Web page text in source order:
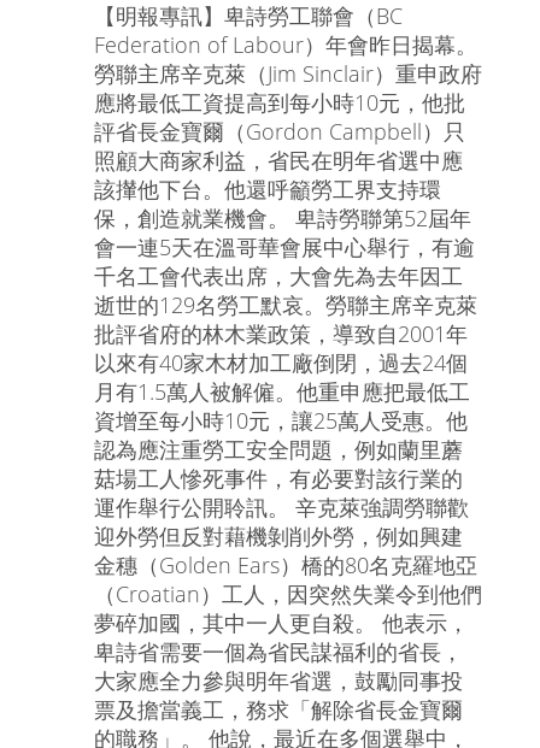
【明報專訊】卑詩勞工聯會（BC
Federation of Labour）年會昨日揭幕。
勞聯主席辛克萊（Jim Sinclair）重申政府
應將最低工資提高到每小時10元，他批
評省長金寶爾（Gordon Campbell）只
照顧大商家利益，省民在明年省選中應
該攆他下台。他還呼籲勞工界支持環
保，創造就業機會。 卑詩勞聯第52屆年
會一連5天在溫哥華會展中心舉行，有逾
千名工會代表出席，大會先為去年因工
逝世的129名勞工默哀。勞聯主席辛克萊
批評省府的林木業政策，導致自2001年
以來有40家木材加工廠倒閉，過去24個
月有1.5萬人被解僱。他重申應把最低工
資增至每小時10元，讓25萬人受惠。他
認為應注重勞工安全問題，例如蘭里蘑
菇場工人慘死事件，有必要對該行業的
運作舉行公開聆訊。 辛克萊強調勞聯歡
迎外勞但反對藉機剝削外勞，例如興建
金穗（Golden Ears）橋的80名克羅地亞
（Croatian）工人，因突然失業令到他們
夢碎加國，其中一人更自殺。 他表示，
卑詩省需要一個為省民謀福利的省長，
大家應全力參與明年省選，鼓勵同事投
票及擔當義工，務求「解除省長金寶爾
的職務」。 他說，最近在多個選舉中，